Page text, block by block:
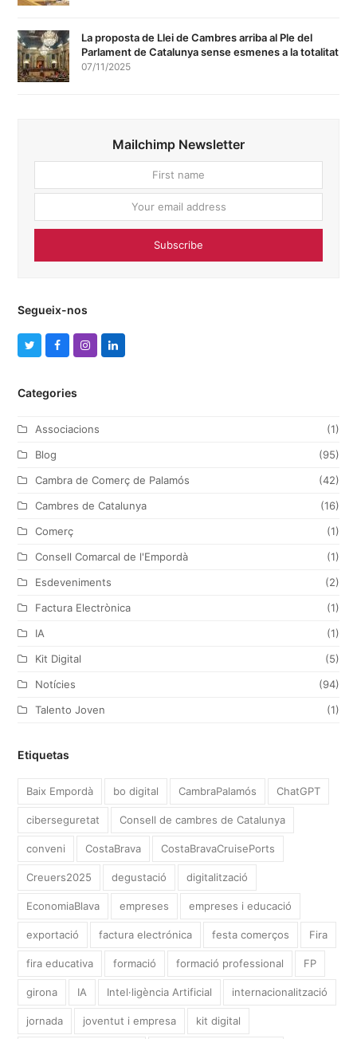
La proposta de Llei de Cambres arriba al Ple del
Parlament de Catalunya sense esmenes a la totalitat
07/11/2025
Mailchimp Newsletter
name
Subscribe
Segueix-nos
i
r
c
o
k
r
a
I
n
Categories
Associacions
(1)
Blog
(95)
Cambra de Comerç de Palamós
(42)
Cambres de Catalunya
(16)
Comerç
(1)
Consell Comarcal de l'Empordà
(1)
Esdeveniments
(2)
Factura Electrònica
(1)
IA
(1)
Kit Digital
(5)
Notícies
(94)
Talento Joven
(1)
Etiquetas
Baix Empordà bo digital CambraPalamós ChatGPT
ciberseguretat Consell de cambres de Catalunya
conveni CostaBrava CostaBravaCruisePorts
Creuers2025 degustació digitalització
EconomiaBlava empreses empreses i educació
exportació factura electrónica festa comerços Fira
fira educativa formació formació professional FP
girona IA Intel·ligència Artificial internacionalització
jornada joventut i empresa kit digital